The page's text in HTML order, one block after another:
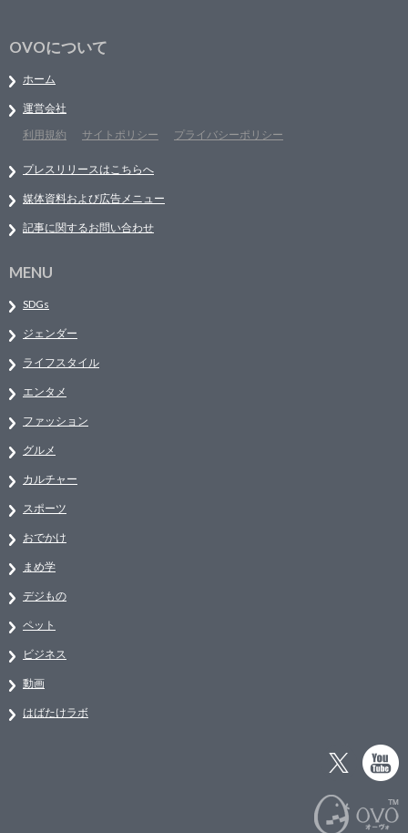
OVOについて
ホーム
運営会社
利用規約
サイトポリシー プライバシーポリシー
プレスリリースはこちらへ
媒体資料および広告メニュー
記事に関するお問い合わせ
MENU
SDGs
ジェンダー
ライフスタイル
エンタメ
ファッション
グルメ
カルチャー
スポーツ
おでかけ
まめ学
デジもの
ペット
ビジネス
動画
はばたけラボ